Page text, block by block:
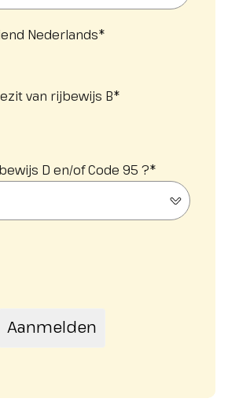
Nederlands*
van rijbewijs B*
D en/of Code 95 ?*